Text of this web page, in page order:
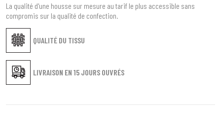
QUALITÉ DU TISSU
LIVRAISON EN 15 JOURS OUVRÉS
La qualité d'une housse sur mesure au tarif le plus accessible sans
compromis sur la qualité de confection.